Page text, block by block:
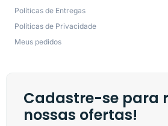
Políticas de Entregas
Políticas de Privacidade
Meus pedidos
Cadastre-se para
nossas ofertas!